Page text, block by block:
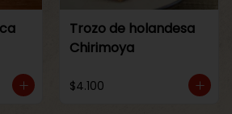
Trozo de holandesa
Chirimoya
$4.100